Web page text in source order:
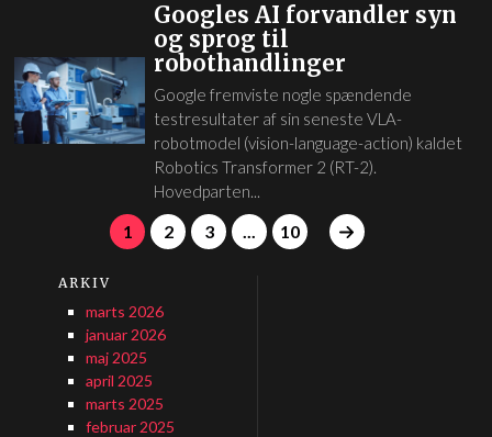
Googles AI forvandler syn
og sprog til
robothandlinger
Google fremviste nogle spændende
testresultater af sin seneste VLA-
robotmodel (vision-language-action) kaldet
Robotics Transformer 2 (RT-2).
Hovedparten...
1 2 3 ... 10
ARKIV
marts 2026
januar 2026
maj 2025
april 2025
marts 2025
februar 2025